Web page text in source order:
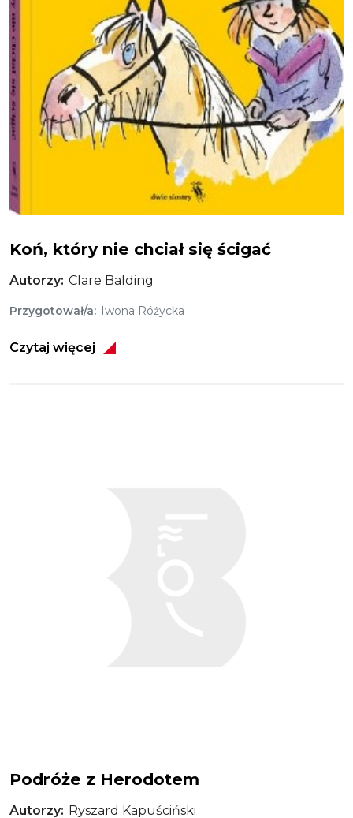
Koń, który nie chciał się ścigać
Autorzy Clare Balding
Przygotował/a Iwona Różycka
Czytaj więcej
Podróże z Herodotem
Autorzy Ryszard Kapuściński